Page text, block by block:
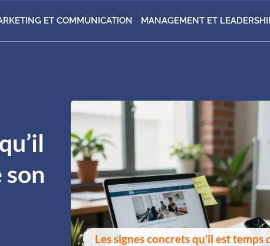
ET COMMUNICATION MANAGEMENT ET
Les signes concrets qu’il est